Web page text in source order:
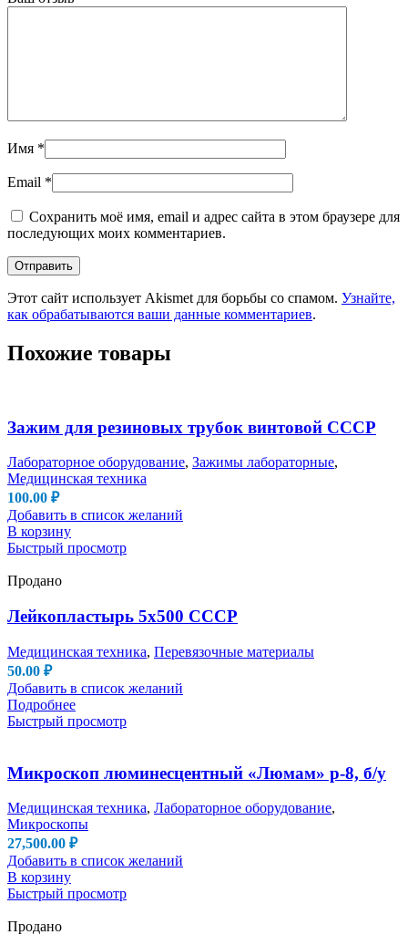
Имя *
Email *
Сохранить моё имя, email и адрес сайта в этом браузере для
последующих моих комментариев.
Этот сайт использует Akismet для борьбы со спамом. Узнайте,
как обрабатываются ваши данные комментариев.
Похожие товары
Зажим для резиновых трубок винтовой СССР
Лабораторное оборудование, Зажимы лабораторные,
Медицинская техника
100.00 ₽
Добавить в список желаний
В корзину
Быстрый просмотр
Продано
Лейкопластырь 5х500 СССР
Медицинская техника, Перевязочные материалы
50.00 ₽
Добавить в список желаний
Подробнее
Быстрый просмотр
Микроскоп люминесцентный «Люмам» р-8, б/у
Медицинская техника, Лабораторное оборудование,
Микроскопы
27,500.00 ₽
Добавить в список желаний
В корзину
Быстрый просмотр
Продано